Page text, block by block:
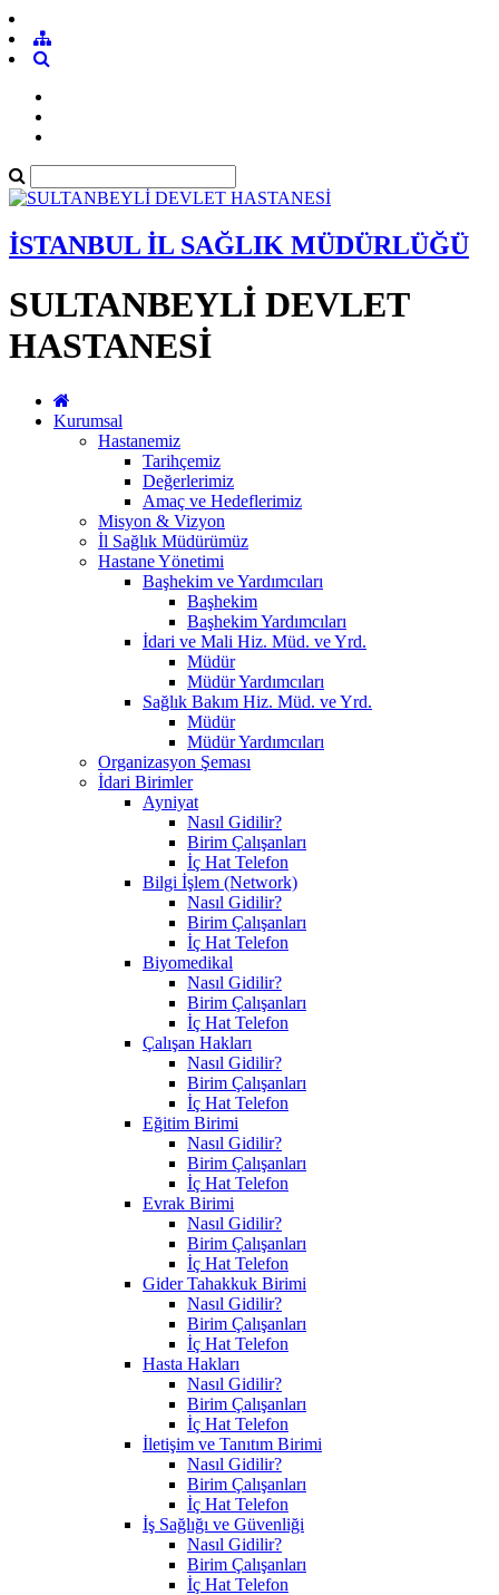
İSTANBUL İL SAĞLIK MÜDÜRLÜĞÜ
SULTANBEYLİ DEVLET
HASTANESİ
Kurumsal
Hastanemiz
Tarihçemiz
Değerlerimiz
Amaç ve Hedeflerimiz
Misyon & Vizyon
İl Sağlık Müdürümüz
Hastane Yönetimi
Başhekim ve Yardımcıları
Başhekim
Başhekim Yardımcıları
İdari ve Mali Hiz. Müd. ve Yrd.
Müdür
Müdür Yardımcıları
Sağlık Bakım Hiz. Müd. ve Yrd.
Müdür
Müdür Yardımcıları
Organizasyon Şeması
İdari Birimler
Ayniyat
Nasıl Gidilir?
Birim Çalışanları
İç Hat Telefon
Bilgi İşlem (Network)
Nasıl Gidilir?
Birim Çalışanları
İç Hat Telefon
Biyomedikal
Nasıl Gidilir?
Birim Çalışanları
İç Hat Telefon
Çalışan Hakları
Nasıl Gidilir?
Birim Çalışanları
İç Hat Telefon
Eğitim Birimi
Nasıl Gidilir?
Birim Çalışanları
İç Hat Telefon
Evrak Birimi
Nasıl Gidilir?
Birim Çalışanları
İç Hat Telefon
Gider Tahakkuk Birimi
Nasıl Gidilir?
Birim Çalışanları
İç Hat Telefon
Hasta Hakları
Nasıl Gidilir?
Birim Çalışanları
İç Hat Telefon
İletişim ve Tanıtım Birimi
Nasıl Gidilir?
Birim Çalışanları
İç Hat Telefon
İş Sağlığı ve Güvenliği
Nasıl Gidilir?
Birim Çalışanları
İç Hat Telefon